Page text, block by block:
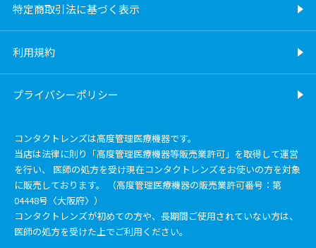
特定商取引法に基づく表示
利用規約
プライバシーポリシー
コンタクトレンズは高度管理医療機器です。
当店は法律に則り「高度管理医療機器等販売業許可」を取得して運営
を行い、 医師の処方を受け現在コンタクトレンズをお使いの方を対象
に販売しております。 （高度管理医療機器の販売業許可番号：第
04448号〈大阪府〉）
コンタクトレンズが初めての方や、長期間ご使用されていない方は、
医師の処方を受けた上でご利用ください。